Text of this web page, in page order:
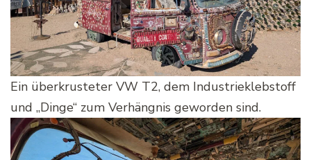
Ein überkrusteter VW T2, dem Industrieklebstoff
und „Dinge“ zum Verhängnis geworden sind.